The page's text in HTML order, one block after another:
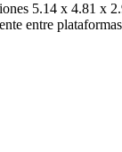
5.14 x 4.81 x
entre